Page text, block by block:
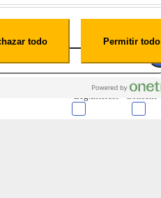
Consent
Leg.Interest
todo Permitir todo